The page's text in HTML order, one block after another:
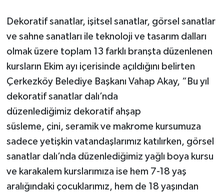
Dekoratif sanatlar, işitsel sanatlar, görsel sanatlar
ve sahne sanatları ile teknoloji ve tasarım dalları
olmak üzere toplam 13 farklı branşta düzenlenen
kursların Ekim ayı içerisinde açıldığını belirten
Çerkezköy Belediye Başkanı Vahap Akay, “Bu yıl
dekoratif sanatlar dalı’nda
düzenlediğimiz dekoratif ahşap
süsleme, çini, seramik ve makrome kursumuza
sadece yetişkin vatandaşlarımız katılırken, görsel
sanatlar dalı’nda düzenlediğimiz yağlı boya kursu
ve karakalem kurslarımıza ise hem 7-18 yaş
aralığındaki çocuklarımız, hem de 18 yaşından